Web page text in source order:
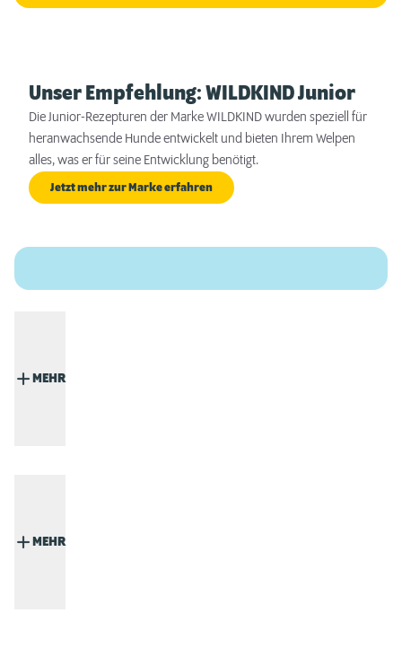
Unser Empfehlung: WILDKIND Junior
Die Junior-Rezepturen der Marke WILDKIND wurden speziell für
heranwachsende Hunde entwickelt und bieten Ihrem Welpen
alles, was er für seine Entwicklung benötigt.
Jetzt mehr zur Marke erfahren
MEHR
MEHR